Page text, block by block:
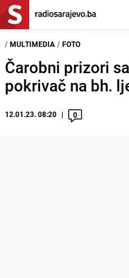
/ MULTIMEDIA / FOTO
Čarobni prizori
pokrivač na bh.
12.01.23. 08:20 0